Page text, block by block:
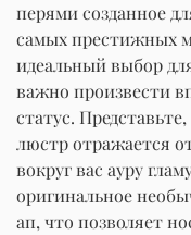
перями созданное
самых престижных
идеальный выбор
важно произвести
статус.
люстр отражается
вокруг вас ауру
оригинальное
ап, что позволяет